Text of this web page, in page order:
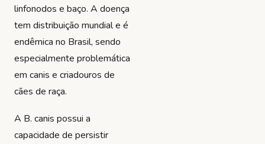
linfonodos e baço. A doença
tem distribuição mundial e é
endêmica no Brasil, sendo
especialmente problemática
em canis e criadouros de
cães de raça.
A B. canis possui a
capacidade de persistir